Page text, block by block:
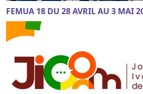
FEMUA 18 DU 28 AVRIL AU 3 MAI